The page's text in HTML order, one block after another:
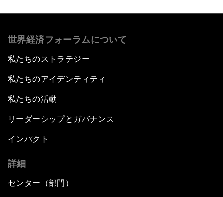
世界経済フォーラムについて
私たちのストラテジー
私たちのアイデンティティ
私たちの活動
リーダーシップとガバナンス
インパクト
詳細
センター（部門）